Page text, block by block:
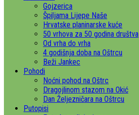
Gojzerica
Špiljama Lijepe Naše
Hrvatske planinarske kuće
50 vrhova za 50 godina društva
Od vrha do vrha
4 godišnja doba na Oštrcu
Beži Jankec
Pohodi
Noćni pohod na Oštrc
Dragojlinom stazom na Okić
Dan Željezničara na Oštrcu
Putopisi